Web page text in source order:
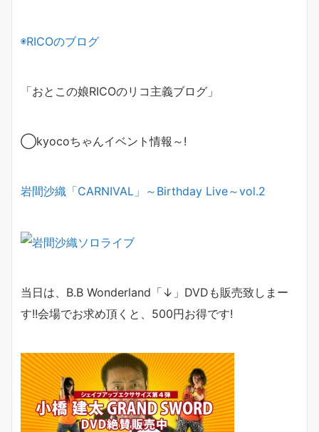
◉RICOのブログ
「おとこの娘RICOのリコ主義ブログ」
◯kyocoちゃんイベント情報～ !
岩間沙織「CARNIVAL 」～ Birthday Live～vol.2
当日は、 B.B Wonderland 「↓」 DVD も販売致しまー
す!!会場でお求め頂くと、 500円お得です!